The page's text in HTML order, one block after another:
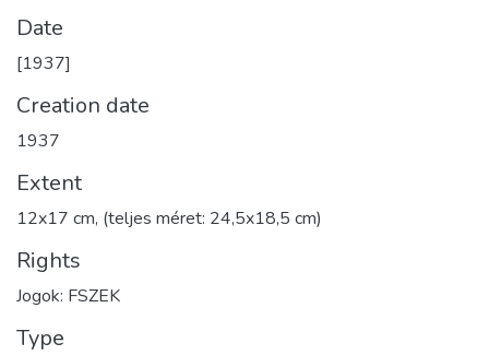
Date
[1937]
Creation date
1937
Extent
12x17 cm, (teljes méret: 24,5x18,5 cm)
Rights
Jogok: FSZEK
Type